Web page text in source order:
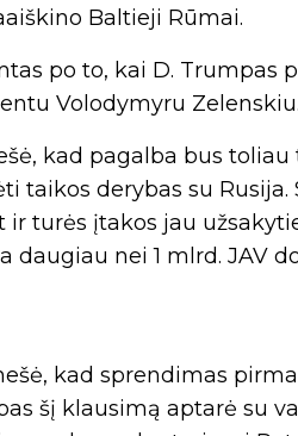
Baltieji Rūmai.
po to, kai D. Trumpas
Volodymyru Zelenskiu.
kad pagalba bus
taikos derybas su
turės įtakos jau
nei 1 mlrd. JAV
kad sprendimas
šį klausimą aptarė su